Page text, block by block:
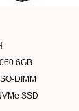
6GB
DIMM
SSD